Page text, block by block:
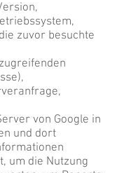
zuvor besuchte
von Google in
und dort
um die Nutzung